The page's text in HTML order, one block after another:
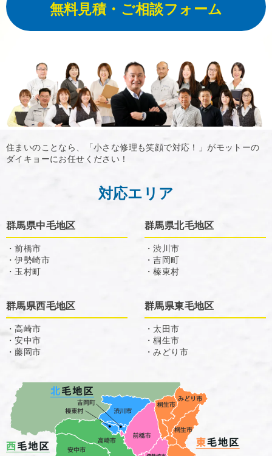
無料見積・ご相談フォーム
住まいのことなら、「小さな修理も笑顔で対応！」がモットーの
ダイキョーにお任せください！
対応エリア
群馬県中毛地区
・前橋市
・伊勢崎市
・玉村町
群馬県北毛地区
・渋川市
・吉岡町
・榛東村
群馬県西毛地区
・高崎市
・安中市
・藤岡市
群馬県東毛地区
・太田市
・桐生市
・みどり市